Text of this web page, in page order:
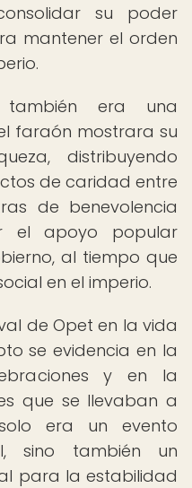
su poder
mantener el orden
era una
faraón mostrara su
distribuyendo
de caridad entre
de benevolencia
el apoyo popular
al tiempo que
en el imperio.
de Opet en la vida
se evidencia en la
y en la
que se llevaban a
era un evento
sino también un
para la estabilidad